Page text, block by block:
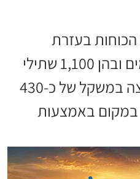
בעזרת
הכלבנים 2 חממות סמים ובהן 1,100 שתילי
קנאביס המוכנים להפצה במשקל של כ-430
באמצעות